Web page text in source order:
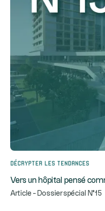
Décrypter les tendances
Vers un hôpital pensé
Article - Dossier spécial N°15